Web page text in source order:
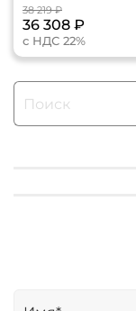
38 219 ₽
36 308 ₽
с НДС 22%